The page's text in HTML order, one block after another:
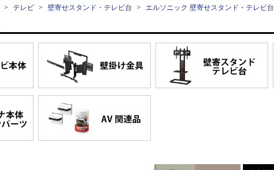
テレビ 壁寄せスタンド・テレビ台 エルソニック 壁寄せスタンド・テレビ台